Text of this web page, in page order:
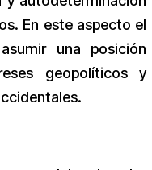
En este aspecto el
una posición
geopolíticos y